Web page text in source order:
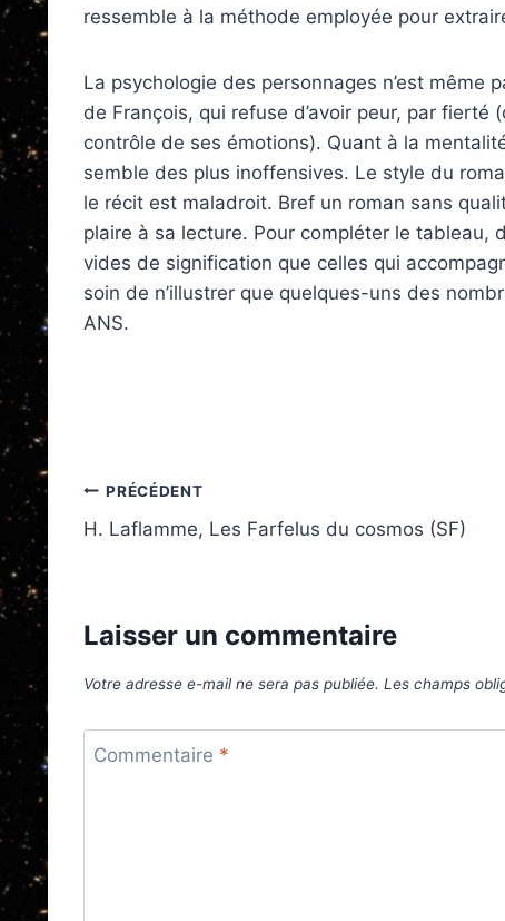
ressemble à la méthode employée pour
La psychologie des personnages n’est
de François, qui refuse d’avoir peur, par
contrôle de ses émotions). Quant à la
semble des plus inoffensives. Le style du
le récit est maladroit. Bref un roman sans
plaire à sa lecture. Pour compléter le tableau,
vides de signification que celles qui
soin de n’illustrer que quelques-uns des
ANS.
Navigation
de
PRÉCÉDENT
H. Laflamme, Les Farfelus du cosmos (SF)
Laisser un commentaire
Votre adresse e-mail ne sera pas publiée. Les champs
Commentaire *